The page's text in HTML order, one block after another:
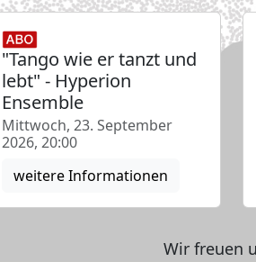
"Tango wie er tanzt und
lebt" - Hyperion
Ensemble
Mittwoch, 23. September
2026, 20:00
weitere Informationen
Wir freuen